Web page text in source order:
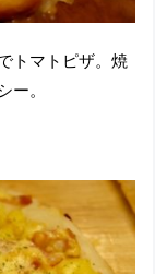
トマトピザ。焼
ー。